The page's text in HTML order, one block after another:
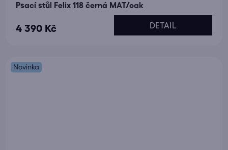
Psací stůl Felix 118 černá MAT/oak
4 390 Kč DETAIL
Novinka